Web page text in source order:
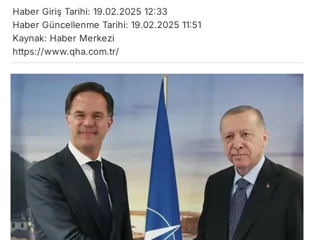
Haber Giriş Tarihi: 19.02.2025 12:33
Haber Güncellenme Tarihi: 19.02.2025 11:51
Kaynak: Haber Merkezi
https://www.qha.com.tr/